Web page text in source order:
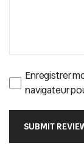
Enregistrer
navigateur
SUBMIT